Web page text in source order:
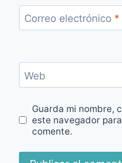
Correo electrónico *
Web
Guarda mi nombre,
este navegador
comente.